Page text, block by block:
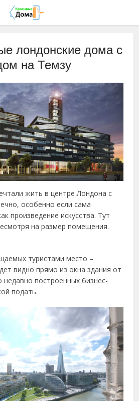
лондонские дома с
на Темзу
жить в центре Лондона с
особенно если сама
произведение искусства. Тут
на размер помещения.
туристами место –
видно прямо из окна здания от
недавно построенных бизнес-
подать.